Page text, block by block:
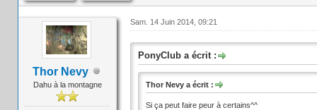
Thor Nevy
Dahu à la montagne
Sam. 14 Juin 2014, 09:21
PonyClub a écrit :
Thor Nevy a écrit :
Si ça peut faire peur à certains^^